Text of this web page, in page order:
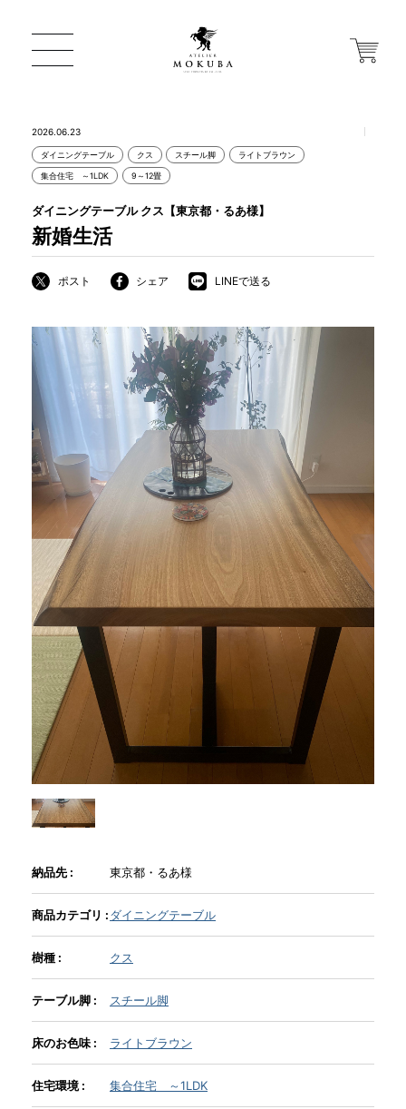
ONLINE STORE
MOKUBA について
商品情報
直営店
イベント
WEBカタログ
全商品一覧
新入荷情報
納品事例
INFORMATION
MOKUBA CHANNEL
よくあるご質問
お問い合わせ
2026.06.23
ダイニングテーブル クス スチール脚 ライトブラウン
集合住宅 ～1LDK 9～12畳
新婚生活
ダイニングテーブル クス【東京都・るあ様】
ポスト シェア LINEで送る
納品先 : 東京都・るあ様
商品カテゴリ :ダイニングテーブル
樹種 : クス
テーブル脚 : スチール脚
床のお色味 : ライトブラウン
住宅環境 : 集合住宅 ～1LDK